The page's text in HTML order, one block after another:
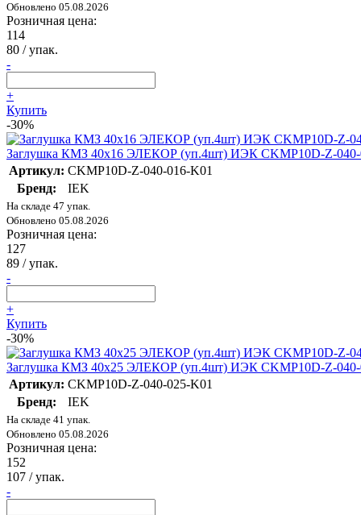
Обновлено 05.08.2026
Розничная цена:
114
80 / упак.
-
+
Купить
-30%
Заглушка КМЗ 40х16 ЭЛЕКОР (уп.4шт) ИЭК CKMP10D-Z-040-
Артикул: CKMP10D-Z-040-016-K01
Бренд:
IEK
На складе 47 упак.
Обновлено 05.08.2026
Розничная цена:
127
89 / упак.
-
+
Купить
-30%
Заглушка КМЗ 40х25 ЭЛЕКОР (уп.4шт) ИЭК CKMP10D-Z-040-
Артикул: CKMP10D-Z-040-025-K01
Бренд:
IEK
На складе 41 упак.
Обновлено 05.08.2026
Розничная цена:
152
107 / упак.
-